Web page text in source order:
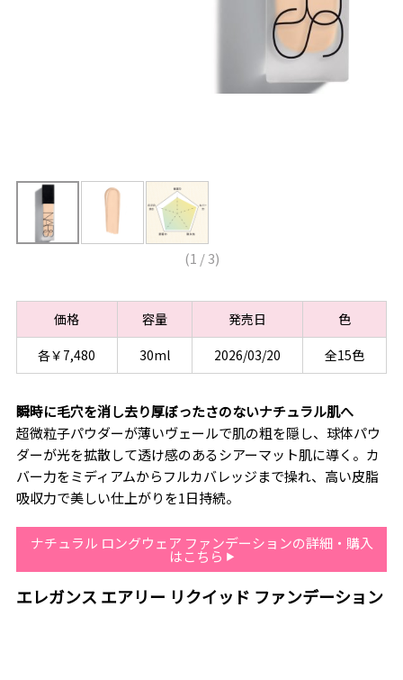
(1 /3)
価格 容量 発売日
色
各￥7,480
30ml 2026/03/20 全15色
瞬時に毛穴を消し去り厚ぼったさのないナチュラル肌へ
超微粒子パウダーが薄いヴェールで肌の粗を隠し、球体パウ
ダーが光を拡散して透け感のあるシアーマット肌に導く。カ
バー力をミディアムからフルカバレッジまで操れ、高い皮脂
吸収力で美しい仕上がりを1日持続。
ナチュラル ロングウェア ファンデーションの詳細・購入
はこちら
エレガンス エアリー リクイッド ファンデーション